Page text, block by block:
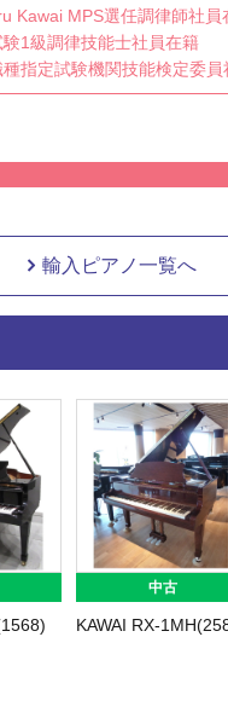
Kawai MPS選任調律師社員
験1級調律技能士社員在籍
種指定試験機関技能検定委員
輸入ピアノ一覧へ
中古
KAWAI RX-